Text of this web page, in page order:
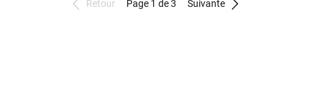
Retour Page 1 de 3 Suivante